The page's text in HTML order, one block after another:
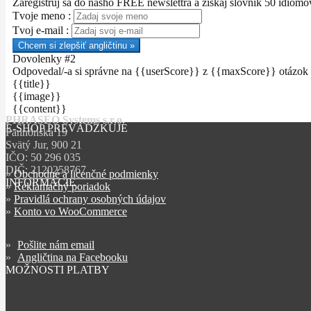
Tvoje meno :
Tvoj e-mail :
Chcem si zlepšiť angličtinu »
Dovolenky #2
Odpovedal/-a si správne na {{userScore}} z {{maxScore}} otázok
{{title}}
{{image}}
{{content}}
E-SHOP PREVÁDZKUJE
PHRASEO Systems s.r.o.
Pannónska 19
Svätý Jur, 900 21
IČO: 50 296 035
DIČ: 2120258767
INFORMÁCIE
»Obchodné a licenčné podmienky
»Reklamačný poriadok
» Pravidlá ochrany osobných údajov
» Konto vo WooCommerce
» Pošlite nám email
»
Angličtina na Facebooku
MOŽNOSTI PLATBY